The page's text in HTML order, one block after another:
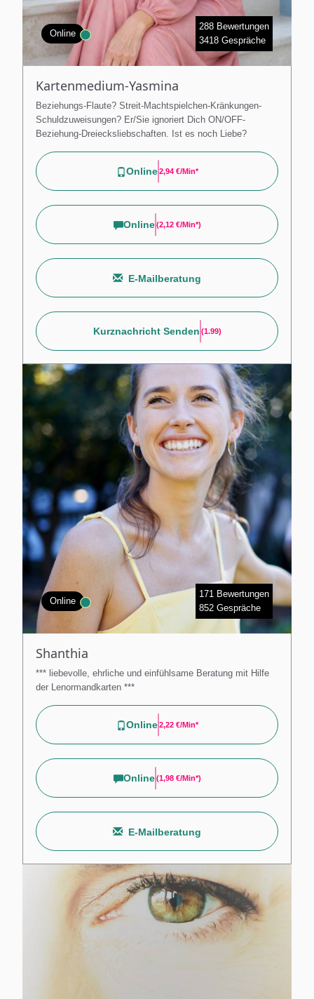
Online
288 Bewertungen
3418 Gespräche
Kartenmedium-Yasmina
Beziehungs-Flaute? Streit-Machtspielchen-Kränkungen-
Schuldzuweisungen? Er/Sie ignoriert Dich ON/OFF-
Beziehung-Dreiecksliebschaften. Ist es noch Liebe?
Online 2,94 €/min*
Online (2,12 €/min*)
E-Mailberatung
Kurznachricht Senden (1.99)
Online
171 Bewertungen
852 Gespräche
Shanthia
*** liebevolle, ehrliche und einfühlsame Beratung mit Hilfe
der Lenormandkarten ***
Online 2,22 €/min*
Online (1,98 €/min*)
E-Mailberatung